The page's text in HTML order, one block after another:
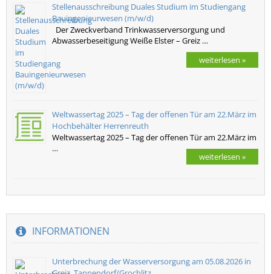
Stellenausschreibung Duales Studium im Studiengang
Bauingenieurwesen (m/w/d)
Der Zweckverband Trinkwasserversorgung und
Abwasserbeseitigung Weiße Elster – Greiz …
weiterlesen »
Weltwassertag 2025 – Tag der offenen Tür am 22.März im
Hochbehälter Herrenreuth
Weltwassertag 2025 – Tag der offenen Tür am 22.März im
…
weiterlesen »
INFORMATIONEN
Unterbrechung der Wasserversorgung am 05.08.2026 in